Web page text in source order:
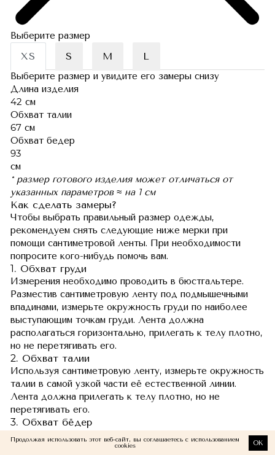
Выберите размер
XS S M L
Выберите размер и увидите его замеры снизу
Длина изделия
42 см
Обхват талии
67 см
Обхват бедер
93
см
* размер готового изделия может отличаться от
указанных параметров ≈ на 1 см
Как сделать замеры?
Чтобы выбрать правильный размер одежды,
рекомендуем снять следующие ниже мерки при
помощи сантиметровой ленты. При необходимости
попросите кого-нибудь помочь вам.
1. Обхват груди
Измерения необходимо проводить в бюстгальтере.
Разместив сантиметровую ленту под подмышечными
впадинами, измерьте окружность груди по наиболее
выступающим точкам груди. Лента должна
располагаться горизонтально, прилегать к телу плотно,
но не перетягивать его.
2. Обхват талии
Используя сантиметровую ленту, измерьте окружность
талии в самой узкой части её естественной линии.
Лента должна прилегать к телу плотно, но не
перетягивать его.
3. Обхват бёдер
Используя сантиметровую ленту, измерьте окружность
бёдер по наиболее выступающим точкам ягодиц.
Продолжая использовать этот веб-сайт, вы соглашаетесь с использованием
cookies
OK